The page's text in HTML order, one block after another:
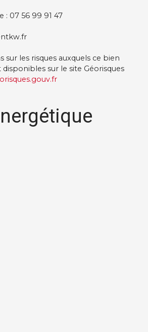
: 07 56 99 91 47
sur les risques auxquels ce bien
sur le site Géorisques